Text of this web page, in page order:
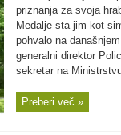
priznanja za svoja
Medalje sta jim kot
pohvalo na
generalni direktor
sekretar na
Preberi več »